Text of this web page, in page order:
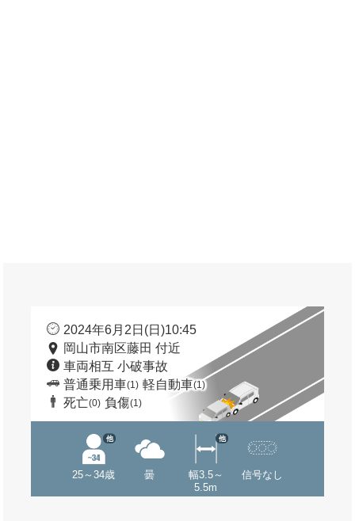
2024年6月2日(日)10:45
岡山市南区藤田 付近
車両相互 小破事故
普通乗用車(1) 軽自動車(1)
死亡(0) 負傷(1)
25～34歳
他
曇
幅3.5～
5.5m
他
信号なし